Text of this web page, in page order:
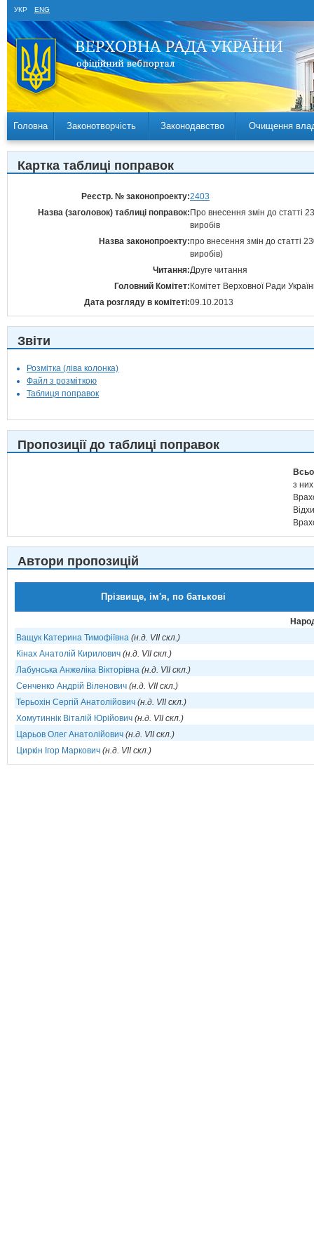
УКР ENG
Головна Законотворчість Законодавство Очищення
Картка таблиці поправок
Реєстр. № законопроекту:2403
Назва (заголовок) таблиці поправок: Про внесення змін до статті
виробів
Назва законопроекту:про внесення змін до статті
виробів)
Читання:Друге читання
Головний Комітет: Комітет Верховної Ради
Дата розгляду в комітеті:09.10.2013
Звіти
Розмітка (ліва колонка)
Файл з розміткою
Таблиця поправок
Пропозиції до таблиці поправок
з
Автори пропозицій
Прізвище, ім'я, по батькові
Ващук Катерина Тимофіївна (н.д. VII скл.)
Кінах Анатолій Кирилович (н.д. VII скл.)
Лабунська Анжеліка Вікторівна (н.д. VII скл.)
Сенченко Андрій Віленович (н.д. VII скл.)
Терьохін Сергій Анатолійович (н.д. VII скл.)
Хомутиннік Віталій Юрійович (н.д. VII скл.)
Царьов Олег Анатолійович (н.д. VII скл.)
Циркін Ігор Маркович (н.д. VII скл.)